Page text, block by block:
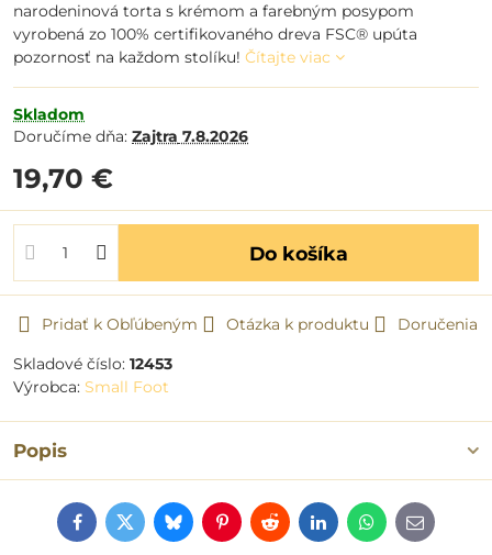
narodeninová torta s krémom a farebným posypom
vyrobená zo 100% certifikovaného dreva FSC® upúta
pozornosť na každom stolíku! Čítajte viac
Skladom
Doručíme dňa: Zajtra 7.8.2026
19,70 €
Do košíka
Pridať k Obľúbeným Otázka k produktu
Doručenia
Skladové číslo: 12453
Výrobca: Small Foot
Popis
FacebookTwitterBlueskyPinterestRedditLinkedInWhatsApp
E-
mail